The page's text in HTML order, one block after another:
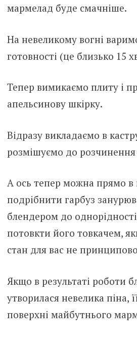
мармелад буде смачніше.
На невеликому вогні
готовності (це близько 15
Тепер вимикаємо плиту і
апельсинову шкірку.
Відразу викладаємо в
розмішуємо до
А ось тепер можна прямо в
подрібнити гарбуз
блендером до
потовкти його товкачем,
стан для вас не
Якщо в результаті роботи
утворилася невелика піна,
поверхні майбутнього